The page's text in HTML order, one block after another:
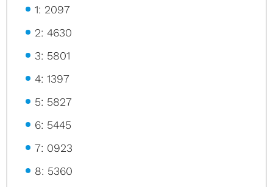
1: 2097
2: 4630
3: 5801
4: 1397
5: 5827
6: 5445
7: 0923
8: 5360